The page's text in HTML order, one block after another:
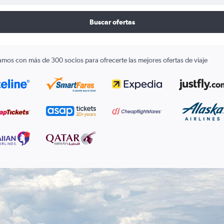
Buscar ofertas
con más de 300 socios para ofrecerte las mejores ofertas de viaje